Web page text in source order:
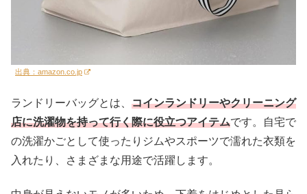
出典：amazon.co.jp
ランドリーバッグとは、 コインランドリーやクリーニング
店に洗濯物を持って行く際に役立つアイテムです。自宅で
の洗濯かごとして使ったりジムやスポーツで濡れた衣類を
入れたり、さまざまな用途で活躍します。